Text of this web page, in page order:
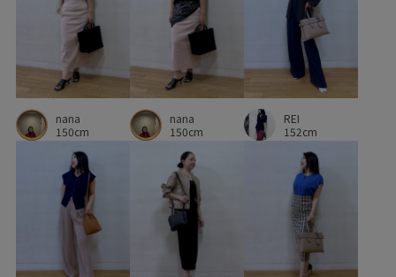
パンプス ビジネスバッグ フェミニン
フレアスカート ペプラム ポケット付き
ポリエステル リサイクル ワイドパンツ 上品
下着 伸縮性 体型カバー 光沢感 冷んやり
動きやすい 取り外し可能
取り外し可能なストラップ 合わせやすい 夏場でも快適
女性らしい印象 女性らしさ 快適な着心地
着心地が良い 程よい肉感
nana
150cm
nana
150cm
REI
152cm